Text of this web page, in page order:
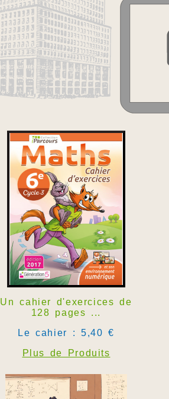
Un cahier d'exercices de
128 pages ...
Le cahier : 5,40 €
Plus de Produits